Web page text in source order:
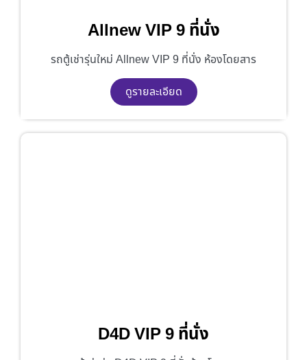
Allnew VIP 9 ที่นั่ง
รถตู้เช่ารุ่นใหม่ Allnew VIP 9 ที่นั่ง ห้องโดยสาร
ดูรายละเอียด
D4D VIP 9 ที่นั่ง